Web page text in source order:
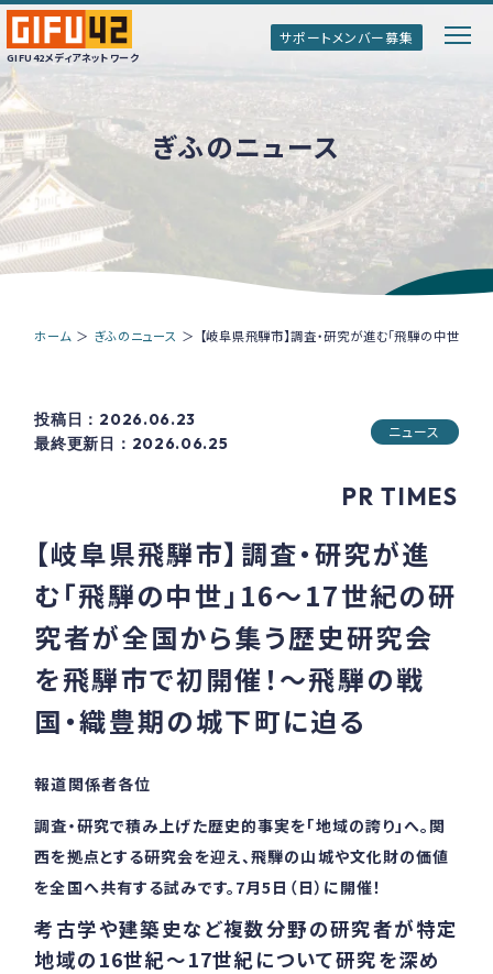
GIFU42メディアネットワーク
サポートメンバー募集
GIFU42メディアネットワークとは
ぎふのトップインタビュー
ぎふのニュース
ホーム ＞ ぎふのニュース ＞ 【岐阜県飛騨市】調査・研究が進む「飛騨の中世
投稿日：2026.06.23
最終更新日：2026.06.25
ニュース
PR TIMES
【岐阜県飛騨市】調査・研究が進
む「飛騨の中世」16～17世紀の研
究者が全国から集う歴史研究会
を飛騨市で初開催！～飛騨の戦
国・織豊期の城下町に迫る
報道関係者各位
調査・研究で積み上げた歴史的事実を「地域の誇り」へ。関
西を拠点とする研究会を迎え、飛騨の山城や文化財の価値
を全国へ共有する試みです。7月5日（日）に開催！
考古学や建築史など複数分野の研究者が特定
地域の16世紀～17世紀について研究を深め